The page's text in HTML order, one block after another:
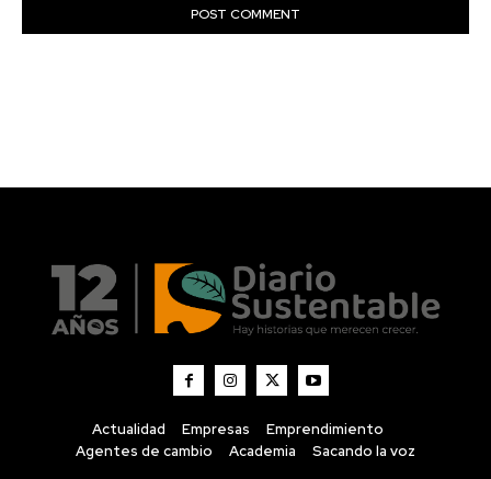
Actualidad Empresas
Emprendimiento
Agentes de cambio
Academia Sacando la voz